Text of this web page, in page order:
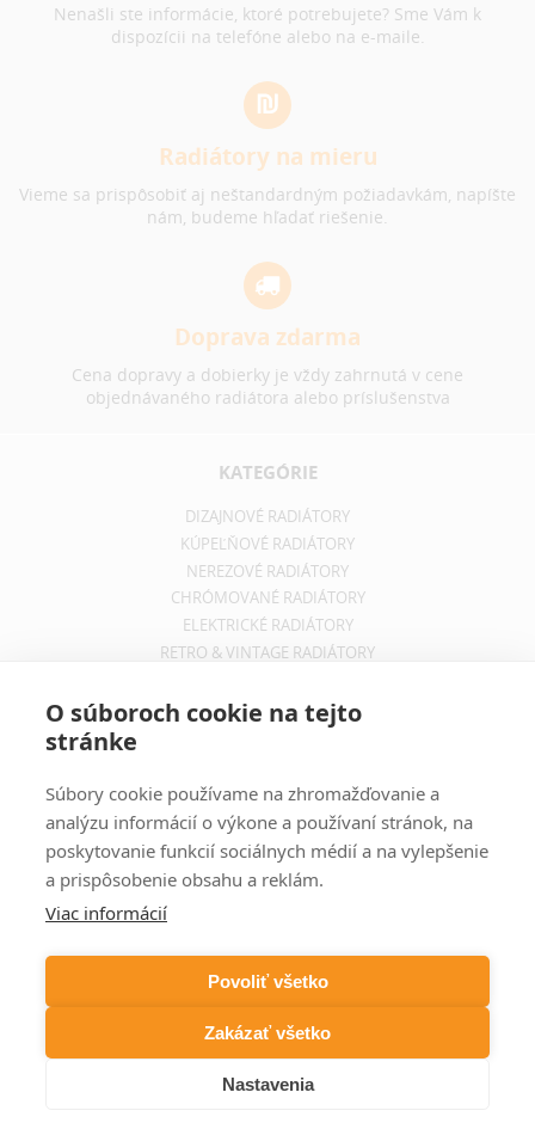
Nenašli ste informácie, ktoré potrebujete? Sme Vám k
dispozícii na telefóne alebo na e-maile.
Radiátory na mieru
Vieme sa prispôsobiť aj neštandardným požiadavkám, napíšte
nám, budeme hľadať riešenie.
Doprava zdarma
Cena dopravy a dobierky je vždy zahrnutá v cene
objednávaného radiátora alebo príslušenstva
KATEGÓRIE
DIZAJNOVÉ RADIÁTORY
KÚPEĽŇOVÉ RADIÁTORY
NEREZOVÉ RADIÁTORY
CHRÓMOVANÉ RADIÁTORY
ELEKTRICKÉ RADIÁTORY
RETRO & VINTAGE RADIÁTORY
INFORMÁCIE O DOPRAVE
OCHRANA SÚKROMIA
Zadajte svoju e-mailovú adresu a budete vždy informovaný o
aktuálnych akciách, novinkách a zľavách z našej ponuky dizajnových
radiátorov.
O súboroch cookie na tejto
stránke
Súbory cookie používame na zhromažďovanie a
analýzu informácií o výkone a používaní stránok, na
poskytovanie funkcií sociálnych médií a na vylepšenie
a prispôsobenie obsahu a reklám.
Viac informácií
Povoliť všetko
Zakázať všetko
Nastavenia